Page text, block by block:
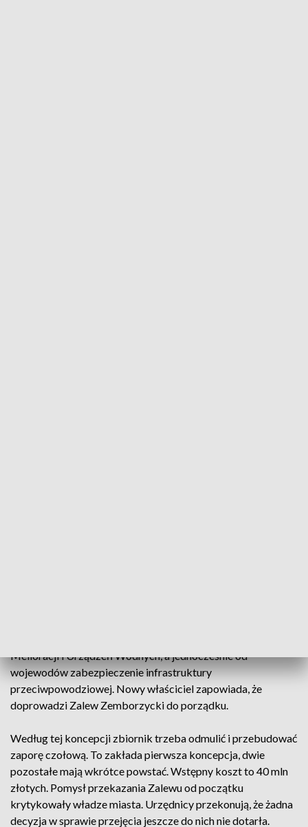
Melioracji i Urządzeń Wodnych, a jednocześnie od
wojewodów zabezpieczenie infrastruktury
przeciwpowodziowej. Nowy właściciel zapowiada, że
doprowadzi Zalew Zemborzycki do porządku.
Według tej koncepcji zbiornik trzeba odmulić i przebudować
zaporę czołową. To zakłada pierwsza koncepcja, dwie
pozostałe mają wkrótce powstać. Wstępny koszt to 40 mln
złotych. Pomysł przekazania Zalewu od początku
krytykowały władze miasta. Urzędnicy przekonują, że żadna
decyzja w sprawie przejęcia jeszcze do nich nie dotarła.